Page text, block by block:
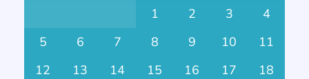
1 2 3
4
5
6 7 8 9 10
11
12
13 14 15 16 17
18